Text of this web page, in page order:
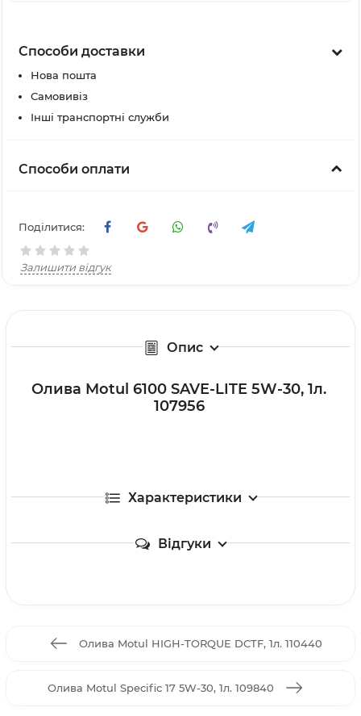
Способи доставки
Нова пошта
Самовивіз
Інші транспортні служби
Способи оплати
Поділитися:
Залишити відгук
Опис
Олива Motul 6100 SAVE-LITE 5W-30, 1л.
107956
Характеристики
Відгуки
Олива Motul HIGH-TORQUE DCTF, 1л. 110440
Олива Motul Specific 17 5W-30, 1л. 109840